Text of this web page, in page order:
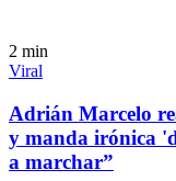
2 min
Viral
Adrián Marcelo
y manda irónica
a marchar”